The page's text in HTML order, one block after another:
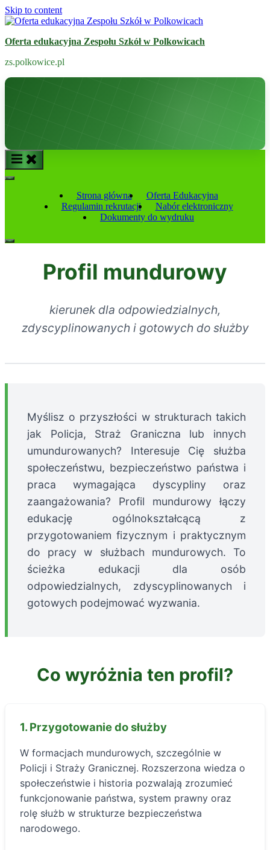
Skip to content
Oferta edukacyjna Zespołu Szkół w Polkowicach
zs.polkowice.pl
Strona główna
Oferta Edukacyjna
Regulamin rekrutacji
Nabór elektroniczny
Dokumenty do wydruku
Profil mundurowy
kierunek dla odpowiedzialnych,
zdyscyplinowanych i gotowych do służby
Myślisz o przyszłości w strukturach takich
jak Policja, Straż Graniczna lub innych
umundurowanych? Interesuje Cię służba
społeczeństwu, bezpieczeństwo państwa i
praca wymagająca dyscypliny oraz
zaangażowania? Profil mundurowy łączy
edukację ogólnokształcącą z
przygotowaniem fizycznym i praktycznym
do pracy w służbach mundurowych. To
ścieżka edukacji dla osób
odpowiedzialnych, zdyscyplinowanych i
gotowych podejmować wyzwania.
Co wyróżnia ten profil?
1. Przygotowanie do służby
W formacjach mundurowych, szczególnie w
Policji i Straży Granicznej. Rozszerzona wiedza o
społeczeństwie i historia pozwalają zrozumieć
funkcjonowanie państwa, system prawny oraz
rolę służb w strukturze bezpieczeństwa
narodowego.